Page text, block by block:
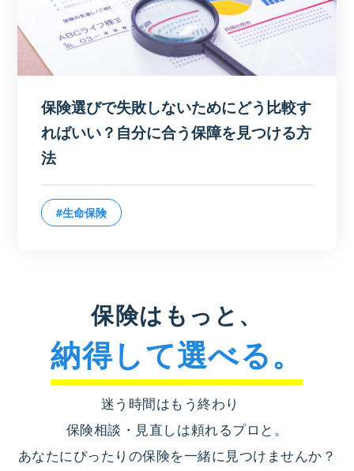
保険選びで失敗しないためにどう比較す
ればいい？自分に合う保障を見つける方
法
#生命保険
保険はもっと、
納得して選べる。
迷う時間はもう終わり
保険相談・見直しは頼れるプロと。
あなたにぴったりの保険を一緒に見つけませんか？